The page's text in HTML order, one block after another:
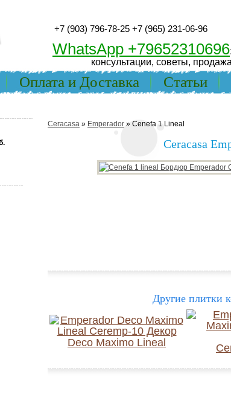
+7 (903) 796-78-25 +7 (965) 231-06-96
WhatsApp +79652310696:
консультации, советы, продажа
Оплата и Доставка Статьи
Ceracasa » Emperador » Cenefa 1 Lineal
Ceracasa
Другие плитки
Deco Maximo Lineal